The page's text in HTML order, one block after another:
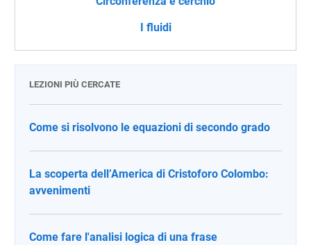
I fluidi
LEZIONI PIÙ CERCATE
Come si risolvono le equazioni di secondo grado
La scoperta dell’America di Cristoforo Colombo:
avvenimenti
Come fare l'analisi logica di una frase